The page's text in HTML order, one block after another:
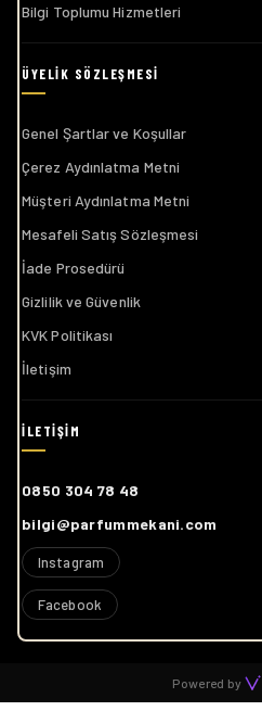
Bilgi Toplumu Hizmetleri
Genel Şartlar ve Koşullar
Çerez Aydınlatma Metni
Müşteri Aydınlatma Metni
Mesafeli Satış Sözleşmesi
İade Prosedürü
Gizlilik ve Güvenlik
KVK Politikası
İletişim
0850 304 78 48
bilgi@parfummekani.com
Instagram
Facebook
Powered by